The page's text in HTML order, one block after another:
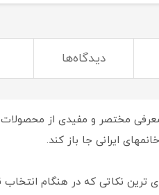
دیدگاه‌ها
مختصر و مفیدی از
ایرانی جا باز کند.
ترین نکاتی که در هنگام